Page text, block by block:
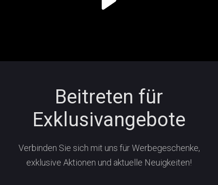
Beitreten für
Exklusivangebote
Verbinden Sie sich mit uns für Werbegeschenke,
exklusive Aktionen und aktuelle Neuigkeiten!